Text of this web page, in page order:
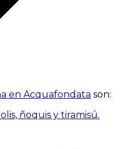
en Acquafondata son:
ñoquis y tiramisú.